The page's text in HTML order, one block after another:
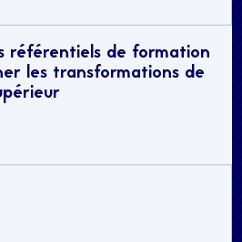
référentiels de formation
les transformations de